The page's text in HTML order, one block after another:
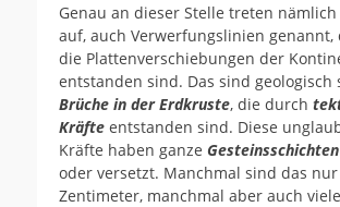
Genau an dieser Stelle treten nämlich
auf, auch Verwerfungslinien genannt,
die Plattenverschiebungen der
entstanden sind. Das sind geologisch
Brüche in der Erdkruste, die durch
Kräfte entstanden sind. Diese
Kräfte haben ganze
oder versetzt. Manchmal sind das
Zentimeter, manchmal aber auch